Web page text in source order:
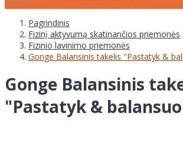
Pagrindinis
Fizinį aktyvumą skatinančios priemonės
Fizinio lavinimo priemonės
Gonge Balansinis takelis "Pastatyk &
Gonge Balansinis
"Pastatyk &